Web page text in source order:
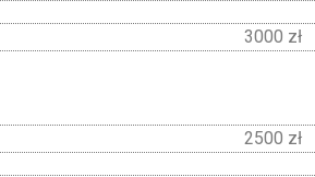
3000 zł
2500 zł